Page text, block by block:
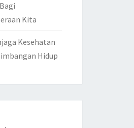
Kita
Kesehatan
Hidup